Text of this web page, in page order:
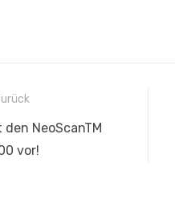
NeoScanTM
vor!